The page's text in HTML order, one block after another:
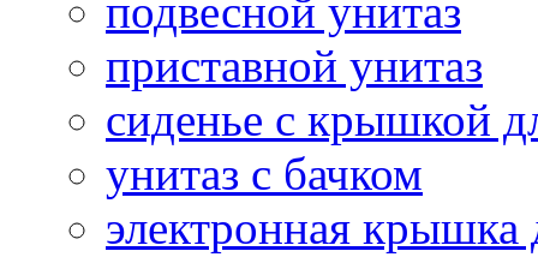
подвесной унитаз
приставной унитаз
сиденье с крышкой
унитаз с бачком
электронная крышка